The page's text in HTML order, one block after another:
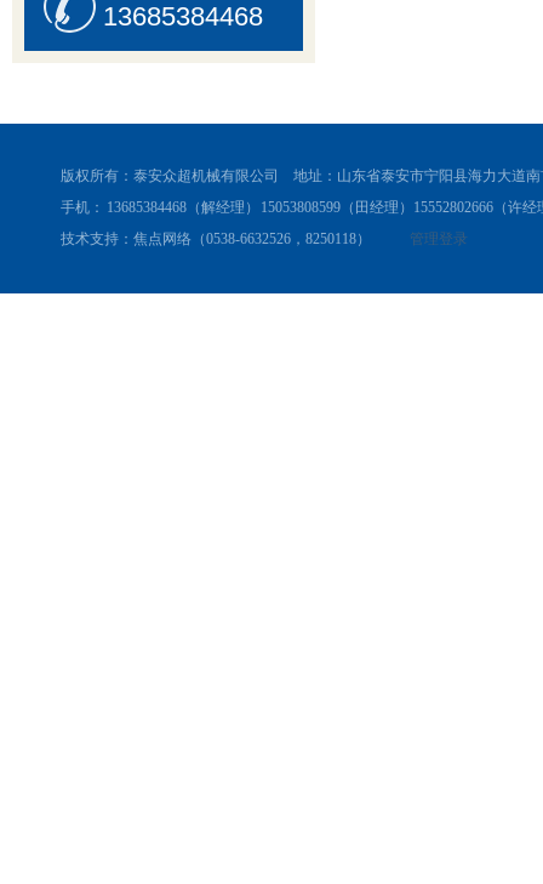
13685384468
版权所有：泰安众超机械有限公司 地址：山东省泰安市宁阳县海力大道
手机： 13685384468（解经理） 15053808599（田经理）15552802666（许
技术支持：焦点网络（0538-6632526，8250118）
管理登录